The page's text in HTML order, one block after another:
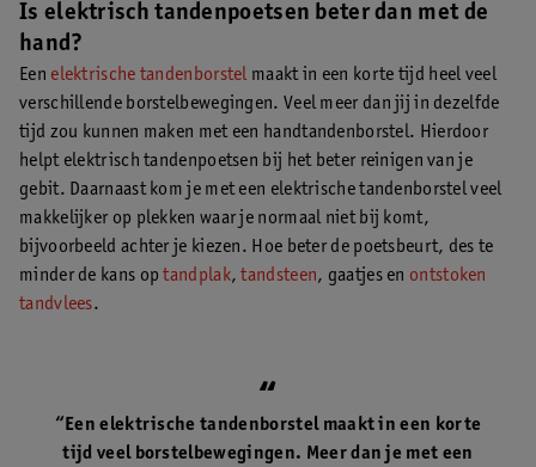
Is elektrisch tandenpoetsen beter dan met de
hand?
Een elektrische tandenborstel maakt in een korte tijd heel veel
verschillende borstelbewegingen. Veel meer dan jij in dezelfde
tijd zou kunnen maken met een handtandenborstel. Hierdoor
helpt elektrisch tandenpoetsen bij het beter reinigen van je
gebit. Daarnaast kom je met een elektrische tandenborstel veel
makkelijker op plekken waar je normaal niet bij komt,
bijvoorbeeld achter je kiezen. Hoe beter de poetsbeurt, des te
minder de kans optandplak,tandsteen, gaatjes en ontstoken
tandvlees.
“Een elektrische tandenborstel maakt in een korte
tijd veel borstelbewegingen. Meer dan je met een